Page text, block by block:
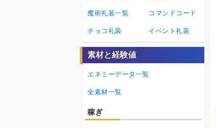
魔術礼装一覧 コマンドコード
チョコ礼装 イベント礼装
素材と経験値
エネミーデータ一覧
全素材一覧
稼ぎ